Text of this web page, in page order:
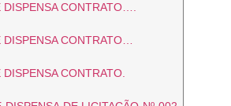
DISPENSA CONTRATO….
DISPENSA CONTRATO…
DISPENSA CONTRATO.